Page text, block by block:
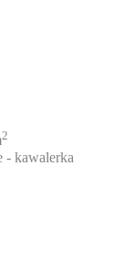
2
- kawalerka